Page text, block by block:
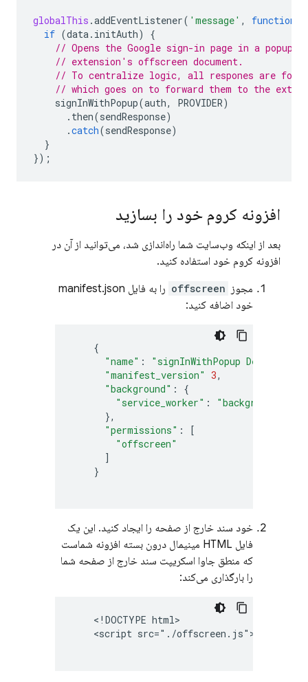
globalThis .addEventListener( 'message' , function
if (data. initAuth)
{
// Opens the Google sign-in page in a
// extension's offscreen document.
// To centralize logic, all respones are
// which goes on to forward them to the
signInWithPopup(auth, PROVIDER)
. then(sendResponse)
.catch(sendResponse)
}
});
افزونه کروم خود را بسازید
بعد از اینکه وب‌سایت شما راه‌اندازی شد، می‌توانید از آن در
افزونه کروم خود استفاده کنید.
مجوز offscreen
را به فایل manifest.json
خود اضافه کنید:
{
"name" : "signInWithPopup Demo"
"manifest_version" 3,
"background" :
{
"service_worker" :
"background.js"
},
"permissions" :
[
"offscreen"
]
}
خود سند خارج از صفحه را ایجاد کنید. این یک
فایل HTML مینیمال درون بسته افزونه شماست
که منطق جاوا اسکریپت سند خارج از صفحه شما
را بارگذاری می‌کند:
    <!DOCTYPE html>
    <script src="./offscreen.js"></script>